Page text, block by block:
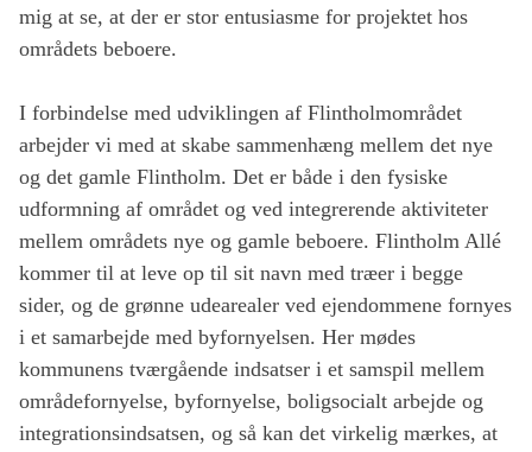
mig at se, at der er stor entusiasme for projektet hos
områdets beboere.
I forbindelse med udviklingen af Flintholmområdet
arbejder vi med at skabe sammenhæng mellem det nye
og det gamle Flintholm. Det er både i den fysiske
udformning af området og ved integrerende aktiviteter
mellem områdets nye og gamle beboere. Flintholm Allé
kommer til at leve op til sit navn med træer i begge
sider, og de grønne udearealer ved ejendommene fornyes
i et samarbejde med byfornyelsen. Her mødes
kommunens tværgående indsatser i et samspil mellem
områdefornyelse, byfornyelse, boligsocialt arbejde og
integrationsindsatsen, og så kan det virkelig mærkes, at